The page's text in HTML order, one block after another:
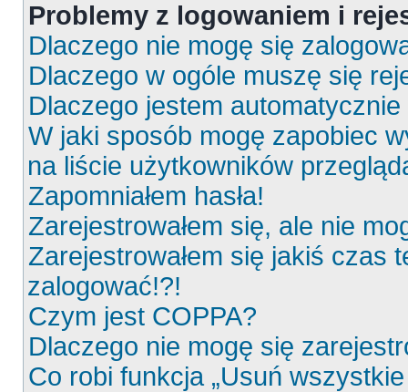
Problemy z logowaniem i
Dlaczego nie mogę się
Dlaczego w ogóle muszę się
Dlaczego jestem
W jaki sposób mogę zapobiec
na liście użytkowników
Zapomniałem hasła!
Zarejestrowałem się, ale nie
Zarejestrowałem się jakiś czas
zalogować!?!
Czym jest COPPA?
Dlaczego nie mogę się
Co robi funkcja „Usuń